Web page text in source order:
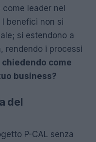
leader nel
benefici non si
si estendono a
rendendo i processi
chiedendo come
business?
del
P-CAL senza